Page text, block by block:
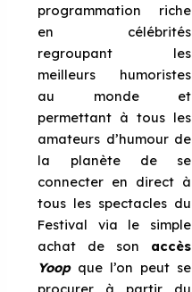
programmation riche
en célébrités
regroupant les
meilleurs humoristes
au monde et
permettant à tous les
amateurs d’humour de
la planète de se
connecter en direct à
tous les spectacles du
Festival via le simple
achat de son accès
Yoopque l’on peut se
procurer à partir du